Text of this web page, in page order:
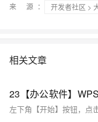
来 源：
开发者社区 >
相关文章